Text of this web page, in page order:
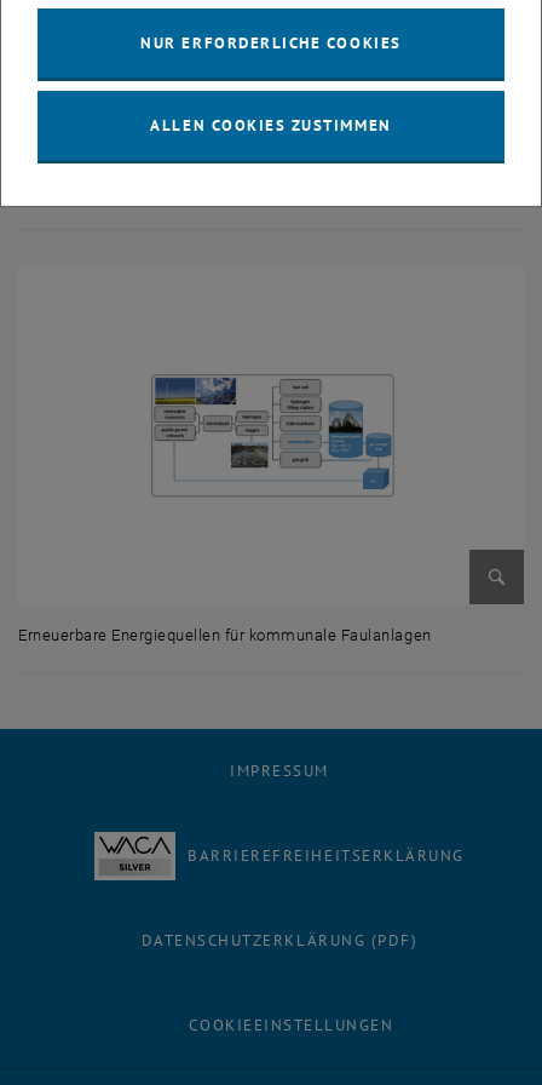
Methanisierung für kommunale Faulanlagen ist. Als
Bewertungskriterien können hier die Methanproduktionsrate und die
liegt darin, zu untersuchen in wieweit beide Technologien
wirtschaftlich verknüpft werden können, ohne dass der Betrieb der
Erneuerbare Energiequellen für kommunale Faulanlagen
IMPRESSUM
BARRIEREFREIHEITSERKLÄRUNG
DATENSCHUTZERKLÄRUNG (PDF)
COOKIEEINSTELLUNGEN
NUR ERFORDERLICHE COOKIES
ALLEN COOKIES ZUSTIMMEN